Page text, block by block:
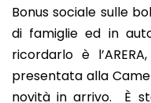
Bonus sociale sulle
di famiglie ed in
ricordarlo è
presentata alla
novità in arrivo. È